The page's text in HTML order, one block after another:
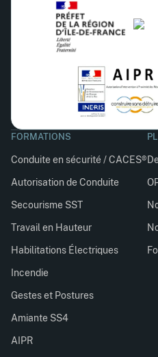
FORMATIONS
Conduite en sécurité / CACES®
Autorisation de Conduite
Secourisme SST
Travail en Hauteur
Habilitations Électriques
Incendie
Gestes et Postures
Amiante SS4
AIPR